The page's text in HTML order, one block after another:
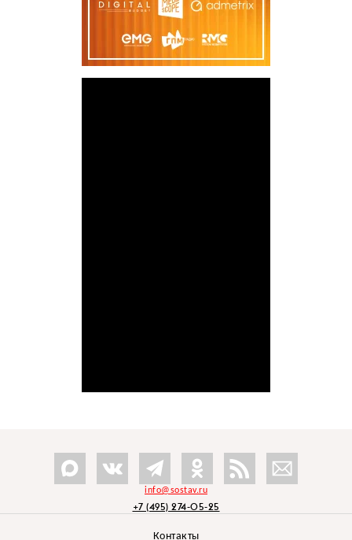
info@sostav.ru
+7 (495) 274-05-25
Контакты